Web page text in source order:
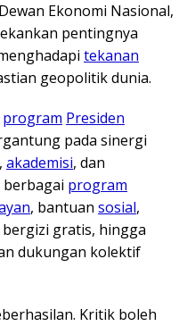
Ekonomi Nasional,
pentingnya
tekanan
geopolitik dunia.
program Presiden
pada sinergi
, akademisi, dan
berbagai program
, bantuan sosial,
bergizi gratis, hingga
dukungan kolektif
Kritik boleh